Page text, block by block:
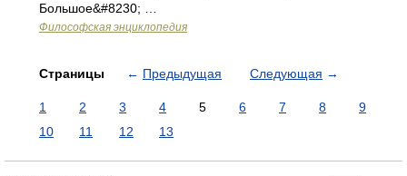
Большое&#8230; …
Философская энциклопедия
Страницы ← Предыдущая Следующая →
1 2 3 4 5 6 7 8
9
10
11 12 13